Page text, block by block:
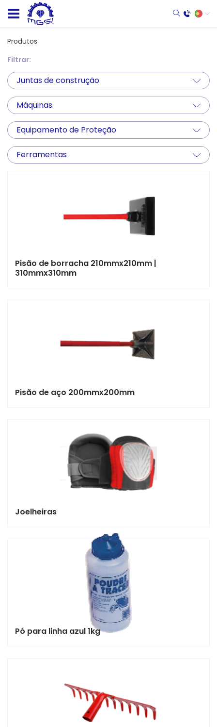
Produtos
Filtrar:
Juntas de construção
Máquinas
Equipamento de Proteção
Ferramentas
Pisão de borracha 210mmx210mm |
310mmx310mm
Pisão de aço 200mmx200mm
Joelheiras
Pó para linha azul 1kg